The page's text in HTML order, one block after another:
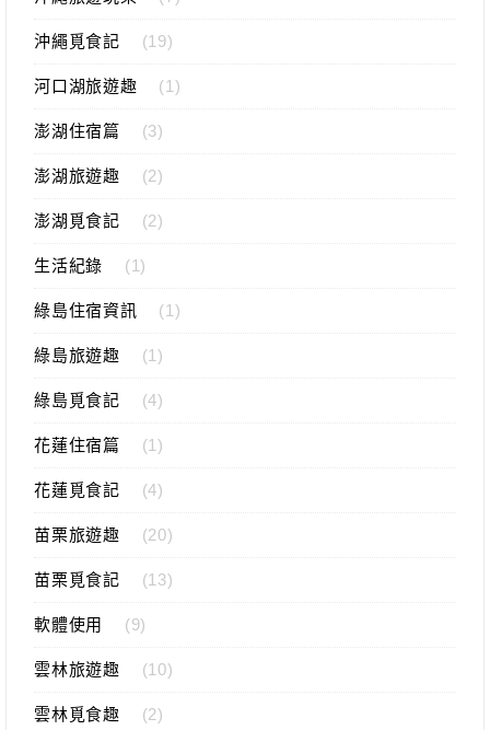
沖繩覓食記 (19)
河口湖旅遊趣 (1)
澎湖住宿篇 (3)
澎湖旅遊趣 (2)
澎湖覓食記 (2)
生活紀錄 (1)
綠島住宿資訊 (1)
綠島旅遊趣 (1)
綠島覓食記 (4)
花蓮住宿篇 (1)
花蓮覓食記 (4)
苗栗旅遊趣 (20)
苗栗覓食記 (13)
軟體使用 (9)
雲林旅遊趣 (10)
雲林覓食趣 (2)